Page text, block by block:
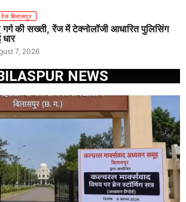
बिलासपुर
की सख्ती, रेंज में टेक्नोलॉजी आधारित पुलिसिंग
7, 2026
NEWS